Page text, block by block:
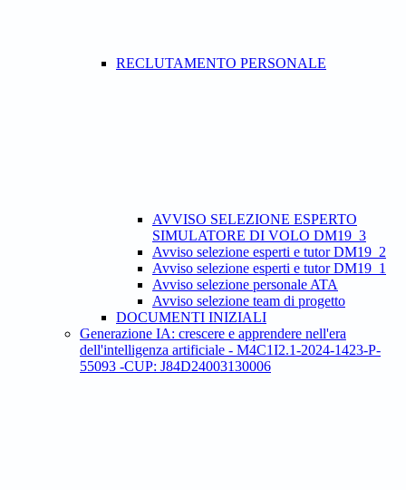
RECLUTAMENTO PERSONALE
AVVISO SELEZIONE ESPERTO
SIMULATORE DI VOLO DM19_3
Avviso selezione esperti e tutor DM19_2
Avviso selezione esperti e tutor DM19_1
Avviso selezione personale ATA
Avviso selezione team di progetto
DOCUMENTI INIZIALI
Generazione IA: crescere e apprendere nell'era
dell'intelligenza artificiale - M4C1I2.1-2024-1423-P-
55093 -CUP: J84D24003130006